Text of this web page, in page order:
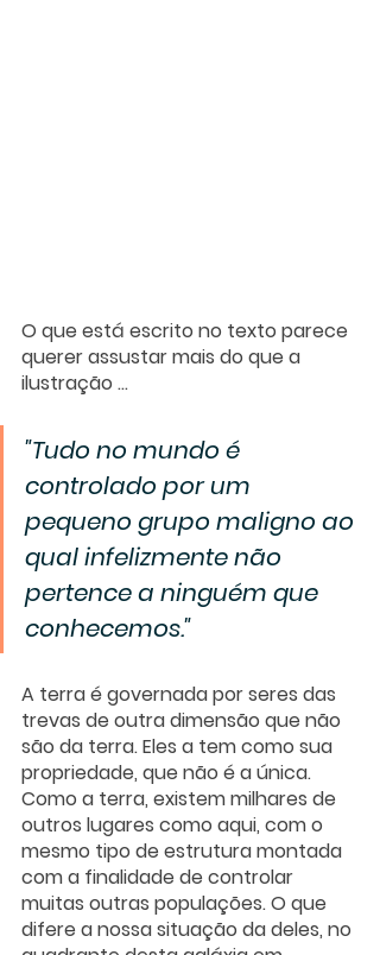
O que está escrito no texto parece
querer assustar mais do que a
ilustração ...
"Tudo no mundo é
controlado por um
pequeno grupo maligno ao
qual infelizmente não
pertence a ninguém que
conhecemos."
A terra é governada por seres das
trevas de outra dimensão que não
são da terra. Eles a tem como sua
propriedade, que não é a única.
Como a terra, existem milhares de
outros lugares como aqui, com o
mesmo tipo de estrutura montada
com a finalidade de controlar
muitas outras populações. O que
difere a nossa situação da deles, no